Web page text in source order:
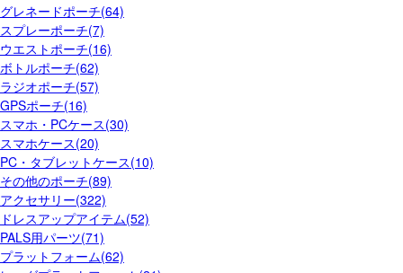
グレネードポーチ(64)
スプレーポーチ(7)
ウエストポーチ(16)
ボトルポーチ(62)
ラジオポーチ(57)
GPSポーチ(16)
スマホ・PCケース(30)
スマホケース(20)
PC・タブレットケース(10)
その他のポーチ(89)
アクセサリー(322)
ドレスアップアイテム(52)
PALS用パーツ(71)
プラットフォーム(62)